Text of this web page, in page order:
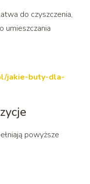
do czyszczenia,
umieszczania
jakie-buty-dla-
powyższe